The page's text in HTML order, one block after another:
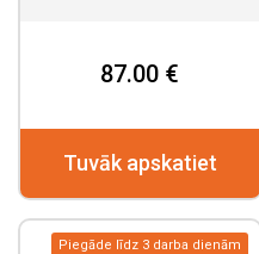
87.00 €
Tuvāk apskatiet
Piegāde līdz 3 darba dienām